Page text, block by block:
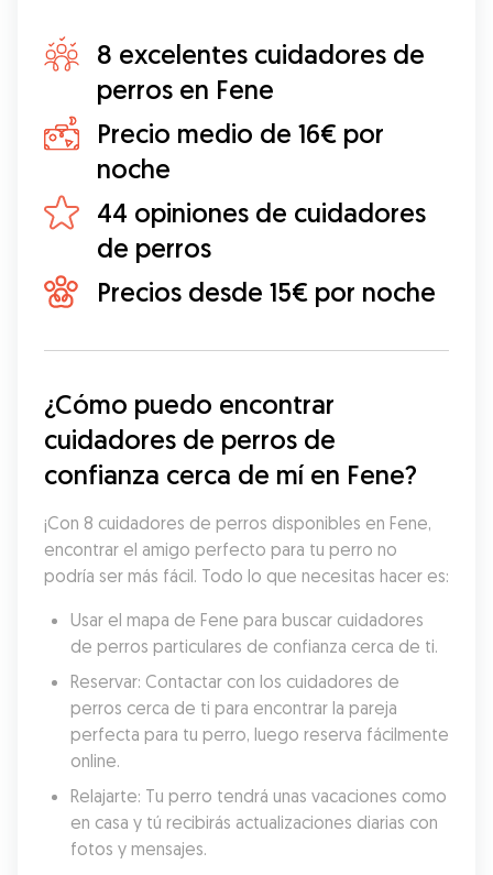
8 excelentes cuidadores de
perros en Fene
Precio medio de 16€ por
noche
44 opiniones de cuidadores
de perros
Precios desde 15€ por noche
¿Cómo puedo encontrar
cuidadores de perros de
confianza cerca de mí en Fene?
¡Con 8 cuidadores de perros disponibles en Fene,
encontrar el amigo perfecto para tu perro no
podría ser más fácil. Todo lo que necesitas hacer es:
Usar el mapa de Fene para buscar cuidadores
de perros particulares de confianza cerca de ti.
Reservar: Contactar con los cuidadores de
perros cerca de ti para encontrar la pareja
perfecta para tu perro, luego reserva fácilmente
online.
Relajarte: Tu perro tendrá unas vacaciones como
en casa y tú recibirás actualizaciones diarias con
fotos y mensajes.